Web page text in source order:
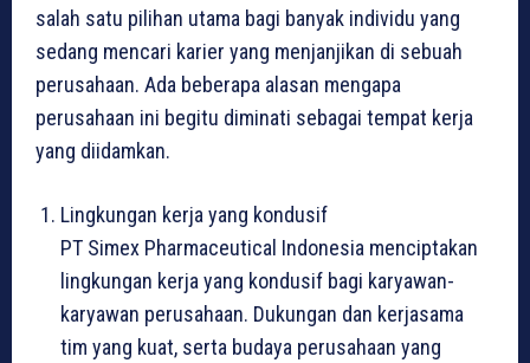
salah satu pilihan utama bagi banyak individu yang
sedang mencari karier yang menjanjikan di sebuah
perusahaan. Ada beberapa alasan mengapa
perusahaan ini begitu diminati sebagai tempat kerja
yang diidamkan.
Lingkungan kerja yang kondusif
PT Simex Pharmaceutical Indonesia menciptakan
lingkungan kerja yang kondusif bagi karyawan-
karyawan perusahaan. Dukungan dan kerjasama
tim yang kuat, serta budaya perusahaan yang